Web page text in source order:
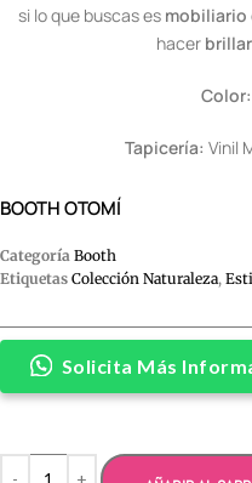
si lo que buscas es mobiliario
hacer
Color:
Tapicería: Vinil
BOOTH OTOMÍ
Categoría Booth
Etiquetas Colección Naturaleza,
Solicita Más